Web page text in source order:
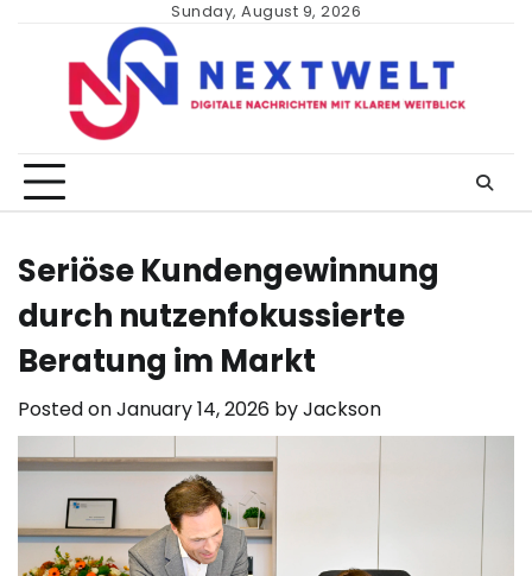
content
Sunday, August 9, 2026
Seriöse Kundengewinnung
durch nutzenfokussierte
Beratung im Markt
Posted onJanuary 14, 2026 byJackson